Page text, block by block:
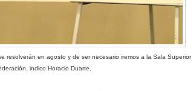
resolverán en agosto y de ser necesario iremos a la Sala Superior
indico Horacio Duarte.